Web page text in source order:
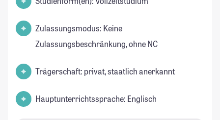
Zulassungsmodus: Keine
Zulassungsbeschränkung, ohne NC
Trägerschaft: privat, staatlich anerkannt
Hauptunterrichtssprache: Englisch